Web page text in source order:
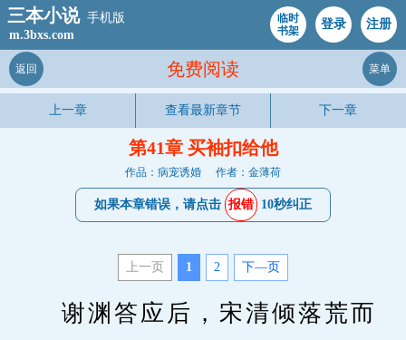
三本小说 手机版
m.3bxs.com
临时
书架
登录 注册
免费阅读
返回 菜单
上一章 查看最新章节 下一章
第41章 买袖扣给他
作品：病宠诱婚 作者：金薄荷
如果本章错误，请点击 报错 10秒纠正
上一页 1 2 下—页
谢渊答应后，宋清倾落荒而